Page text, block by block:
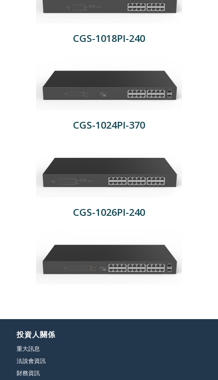
CGS-1018PI-240
CGS-1024PI-370
CGS-1026PI-240
投資人關係
重大訊息
法說會資訊
財務資訊